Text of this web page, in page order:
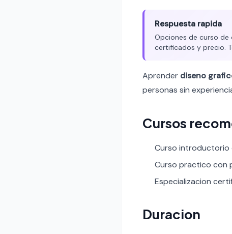
Respuesta rapida
Opciones de curso de
certificados y precio.
Aprender diseno
personas sin
Cursos
Curso introductorio
Curso practico con
Especializacion
Duracion